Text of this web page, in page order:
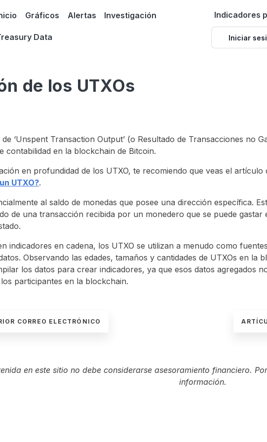
Gráficos Alertas Investigación
Data
Indicadores
Iniciar
de los UTXOs
‘Unspent Transaction Output’ (o Resultado de Transacciones no
contabilidad en la blockchain de Bitcoin.
en profundidad de los UTXO, te recomiendo que veas el artículo
UTXO?.
al saldo de monedas que posee una dirección específica.
de una transacción recibida por un monedero que se puede
indicadores en cadena, los UTXO se utilizan a menudo como
Observando las edades, tamaños y cantidades de UTXOs en la
los datos para crear indicadores, ya que esos datos agregados
participantes en la blockchain.
CORREO ELECTRÓNICO
en este sitio no debe considerarse asesoramiento financiero.
información.